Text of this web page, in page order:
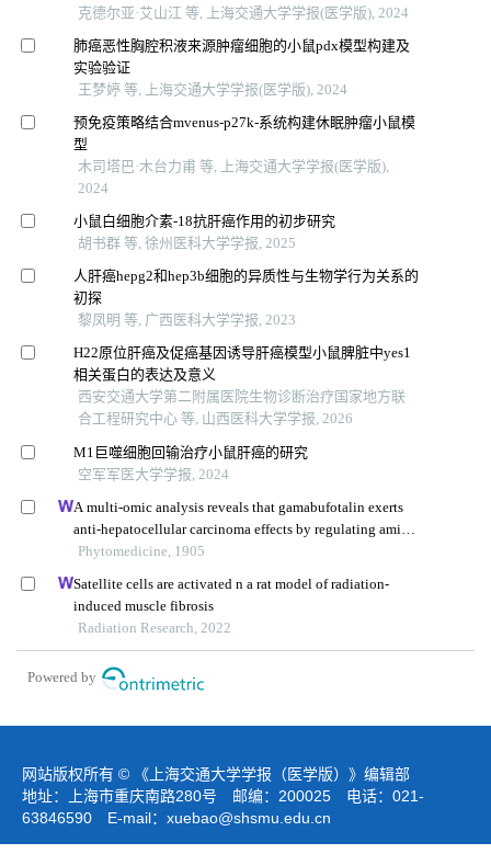
克德尔亚·艾山江 等, 上海交通大学学报(医学版), 2024
肺癌恶性胸腔积液来源肿瘤细胞的小鼠pdx模型构建及
实验验证
王梦婷 等, 上海交通大学学报(医学版), 2024
预免疫策略结合mvenus-p27k-系统构建休眠肿瘤小鼠模
型
木司塔巴·木台力甫 等, 上海交通大学学报(医学版),
2024
小鼠白细胞介素-18抗肝癌作用的初步研究
胡书群 等, 徐州医科大学学报, 2025
人肝癌hepg2和hep3b细胞的异质性与生物学行为关系的
初探
黎凤明 等, 广西医科大学学报, 2023
H22原位肝癌及促癌基因诱导肝癌模型小鼠脾脏中yes1
相关蛋白的表达及意义
西安交通大学第二附属医院生物诊断治疗国家地方联
合工程研究中心 等, 山西医科大学学报, 2026
M1巨噬细胞回输治疗小鼠肝癌的研究
空军军医大学学报, 2024
A multi-omic analysis reveals that gamabufotalin exerts
anti-hepatocellular carcinoma effects by regulating amino
acid metabolism through targeting stambpl1
Phytomedicine, 1905
Satellite cells are activated n a rat model of radiation-
induced muscle fibrosis
Radiation Research, 2022
Powered by
网站版权所有 © 《上海交通大学学报（医学版）》编辑部
地址：上海市重庆南路280号 邮编：200025 电话：021-
63846590 E-mail： xuebao@shsmu.edu.cn